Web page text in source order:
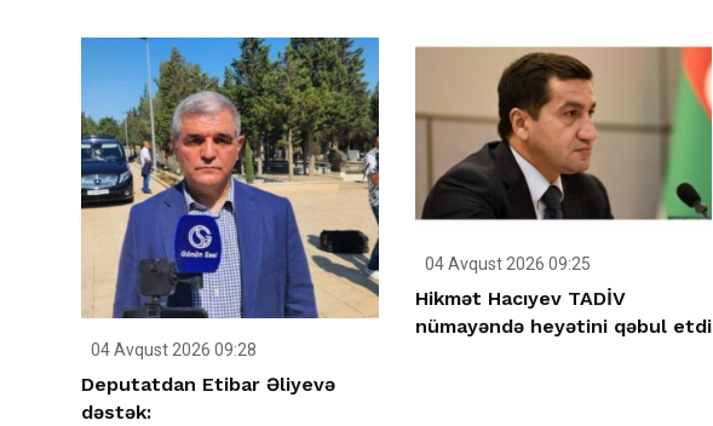
04 Avqust 2026 09:28
Deputatdan Etibar Əliyevə
dəstək:
04 Avqust 2026 09:25
Hikmət Hacıyev TADİV
nümayəndə heyətini qəbul etdi